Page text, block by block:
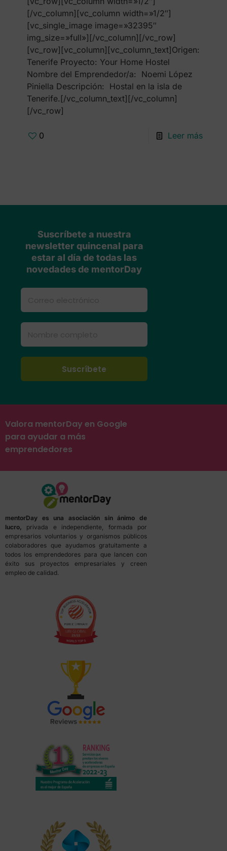
[/vc_column][vc_column width=»1/2″]
[vc_single_image image=»32395″
img_size=»full»][/vc_column][/vc_row]
[vc_row][vc_column][vc_column_text]Origen:
Tenerife Proyecto: Your Home Hostel
Nombre del Emprendedor/a: Noemi López
Piniella Descripción: Hostal en la isla de
Tenerife.[/vc_column_text][/vc_column]
[/vc_row]
0 Leer más
Suscríbete a nuestra
newsletter quincenal para
estar al día de todas las
novedades de mentorDay
Valora mentorDay en Google
para ayudar a más
emprendedores
mentorDay es una asociación sin ánimo de
lucro, privada e independiente, formada por
empresarios voluntarios y organismos públicos
colaboradores que ayudamos gratuitamente a
todos los emprendedores para que lancen con
éxito sus proyectos empresariales y creen
empleo de calidad.